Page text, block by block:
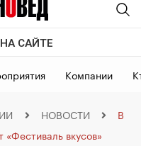
САЙТЕ
Компании
НОВОСТИ
В
вкусов»